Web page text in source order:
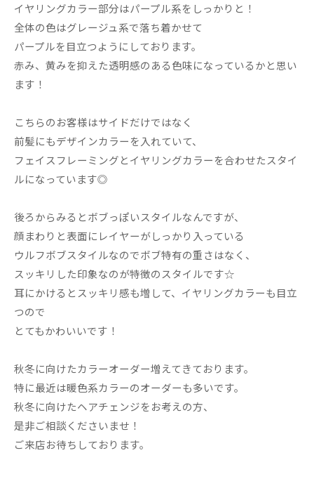
イヤリングカラー部分はパープル系をしっかりと！
全体の色はグレージュ系で落ち着かせて
パープルを目立つようにしております。
赤み、黄みを抑えた透明感のある色味になっているかと思い
ます！
こちらのお客様はサイドだけではなく
前髪にもデザインカラーを入れていて、
フェイスフレーミングとイヤリングカラーを合わせたスタイ
ルになっています◎
後ろからみるとボブっぽいスタイルなんですが、
顔まわりと表面にレイヤーがしっかり入っている
ウルフボブスタイルなのでボブ特有の重さはなく、
スッキリした印象なのが特徴のスタイルです☆
耳にかけるとスッキリ感も増して、イヤリングカラーも目立
つので
とてもかわいいです！
秋冬に向けたカラーオーダー増えてきております。
特に最近は暖色系カラーのオーダーも多いです。
秋冬に向けたヘアチェンジをお考えの方、
是非ご相談くださいませ！
ご来店お待ちしております。